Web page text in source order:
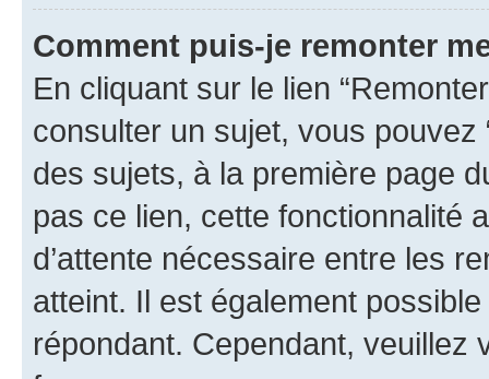
Comment puis-je remonter
En cliquant sur le lien
consulter un sujet, vous pouvez
des sujets, à la première page
pas ce lien, cette fonctionnalité
d’attente nécessaire entre les
atteint. Il est également
répondant. Cependant,